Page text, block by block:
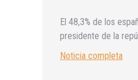
El 48,3% de los
presidente de la
Noticia completa